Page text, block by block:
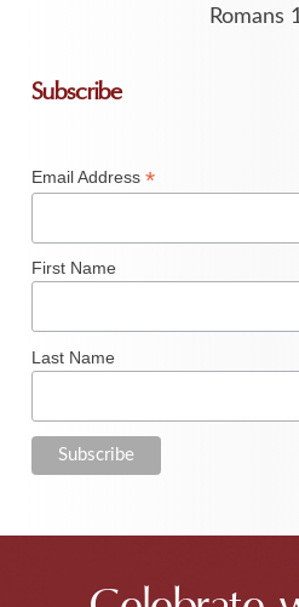
Romans
Subscribe
Email Address*
First Name
Last Name